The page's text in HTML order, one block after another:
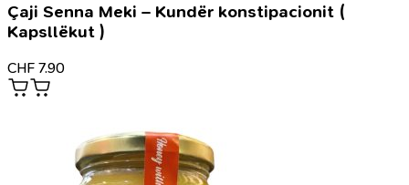
Çaji Senna Meki – Kundër konstipacionit (
Kapsllëkut )
CHF 7.90